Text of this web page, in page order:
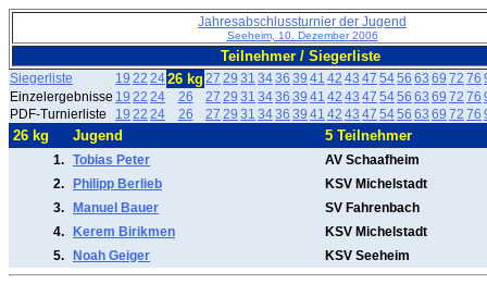
Jahresabschlussturnier der Jugend
Seeheim, 10. Dezember 2006
Teilnehmer / Siegerliste
Siegerliste 19 22 2426 kg 27 29 31 3436 39 41 42 43 47 5456 63 69 72 76
Einzelergebnisse 19 22 24 26 27 29 31 3436 39 41 42 43 47 5456 63 69 72 76
PDF-Turnierliste
19 22 24 26 27 29 31 3436 39 41 42 43 47 5456 63 69 72 76
26 kg Jugend 5 Teilnehmer
1. Tobias Peter
AV Schaafheim
2.
Philipp Berlieb
KSV Michelstadt
3.
Manuel Bauer
SV Fahrenbach
4.
Kerem Birikmen
KSV Michelstadt
5.
Noah Geiger KSV Seeheim